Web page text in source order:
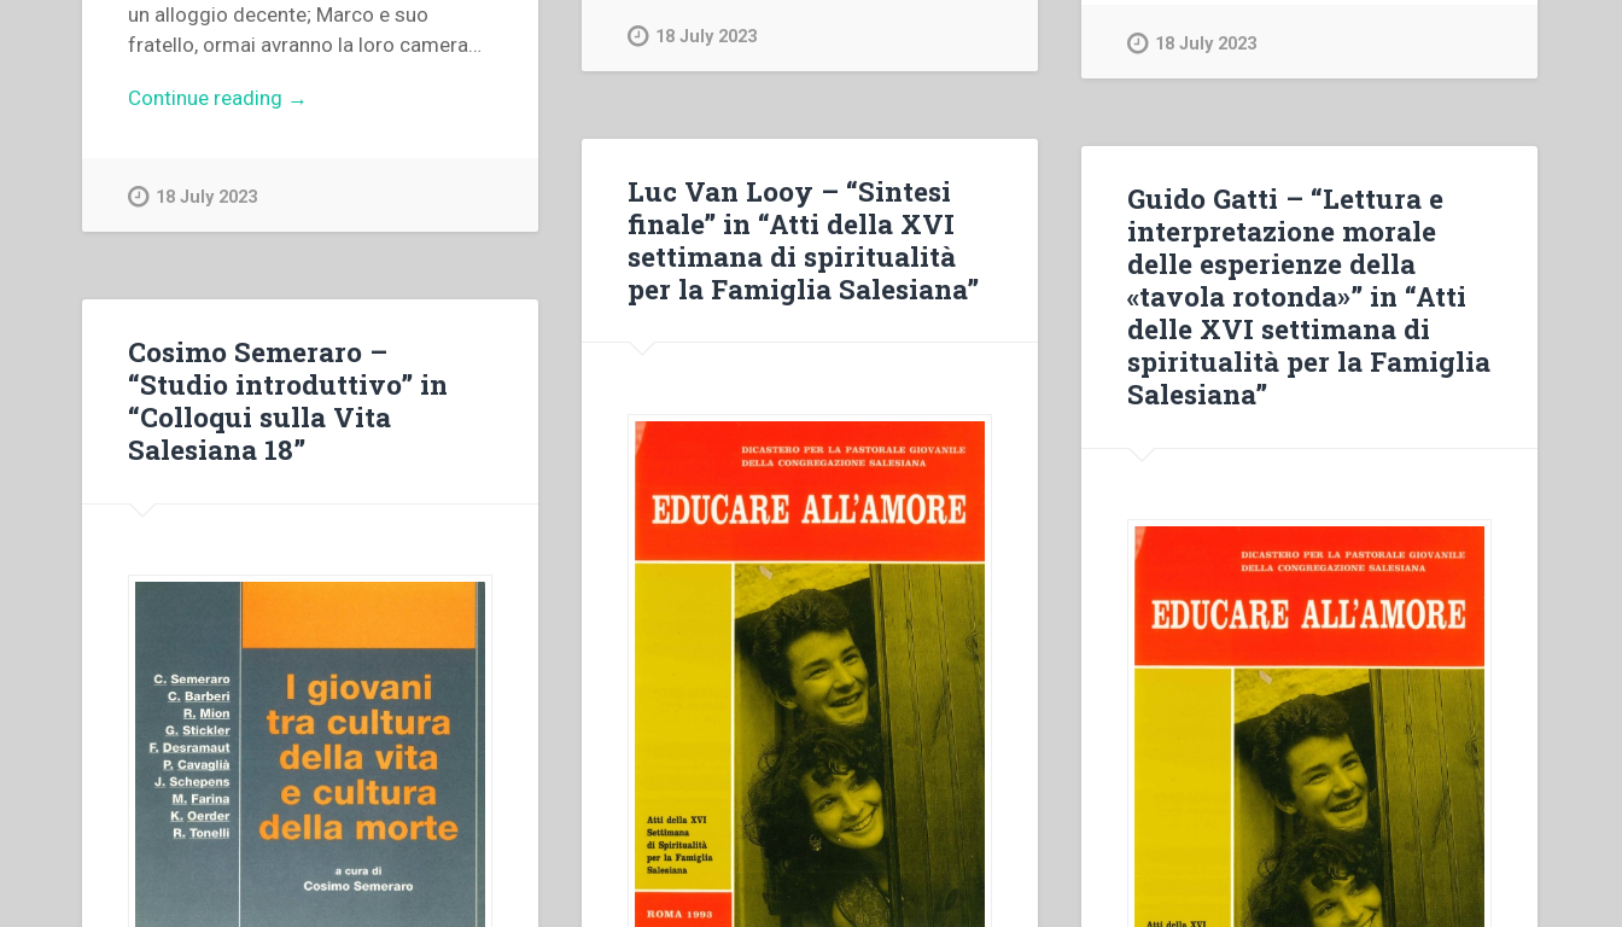
un alloggio decente; Marco e suo
fratello, ormai avranno la loro camera…
Continue reading “Pietro
diritti
educatori:
la
famiglia”
→
18 July 2023
Dio”
famiglia”
18 July 2023
Indirizzi
polemiche”
18 July 2023
Luc Van Looy – “Sintesi
finale” in “Atti della XVI
settimana di spiritualità
per la Famiglia Salesiana”
Guido Gatti – “Lettura e
interpretazione morale
delle esperienze della
«tavola rotonda»” in “Atti
delle XVI settimana di
spiritualità per la Famiglia
Salesiana”
Cosimo Semeraro –
“Studio introduttivo” in
“Colloqui sulla Vita
Salesiana 18”